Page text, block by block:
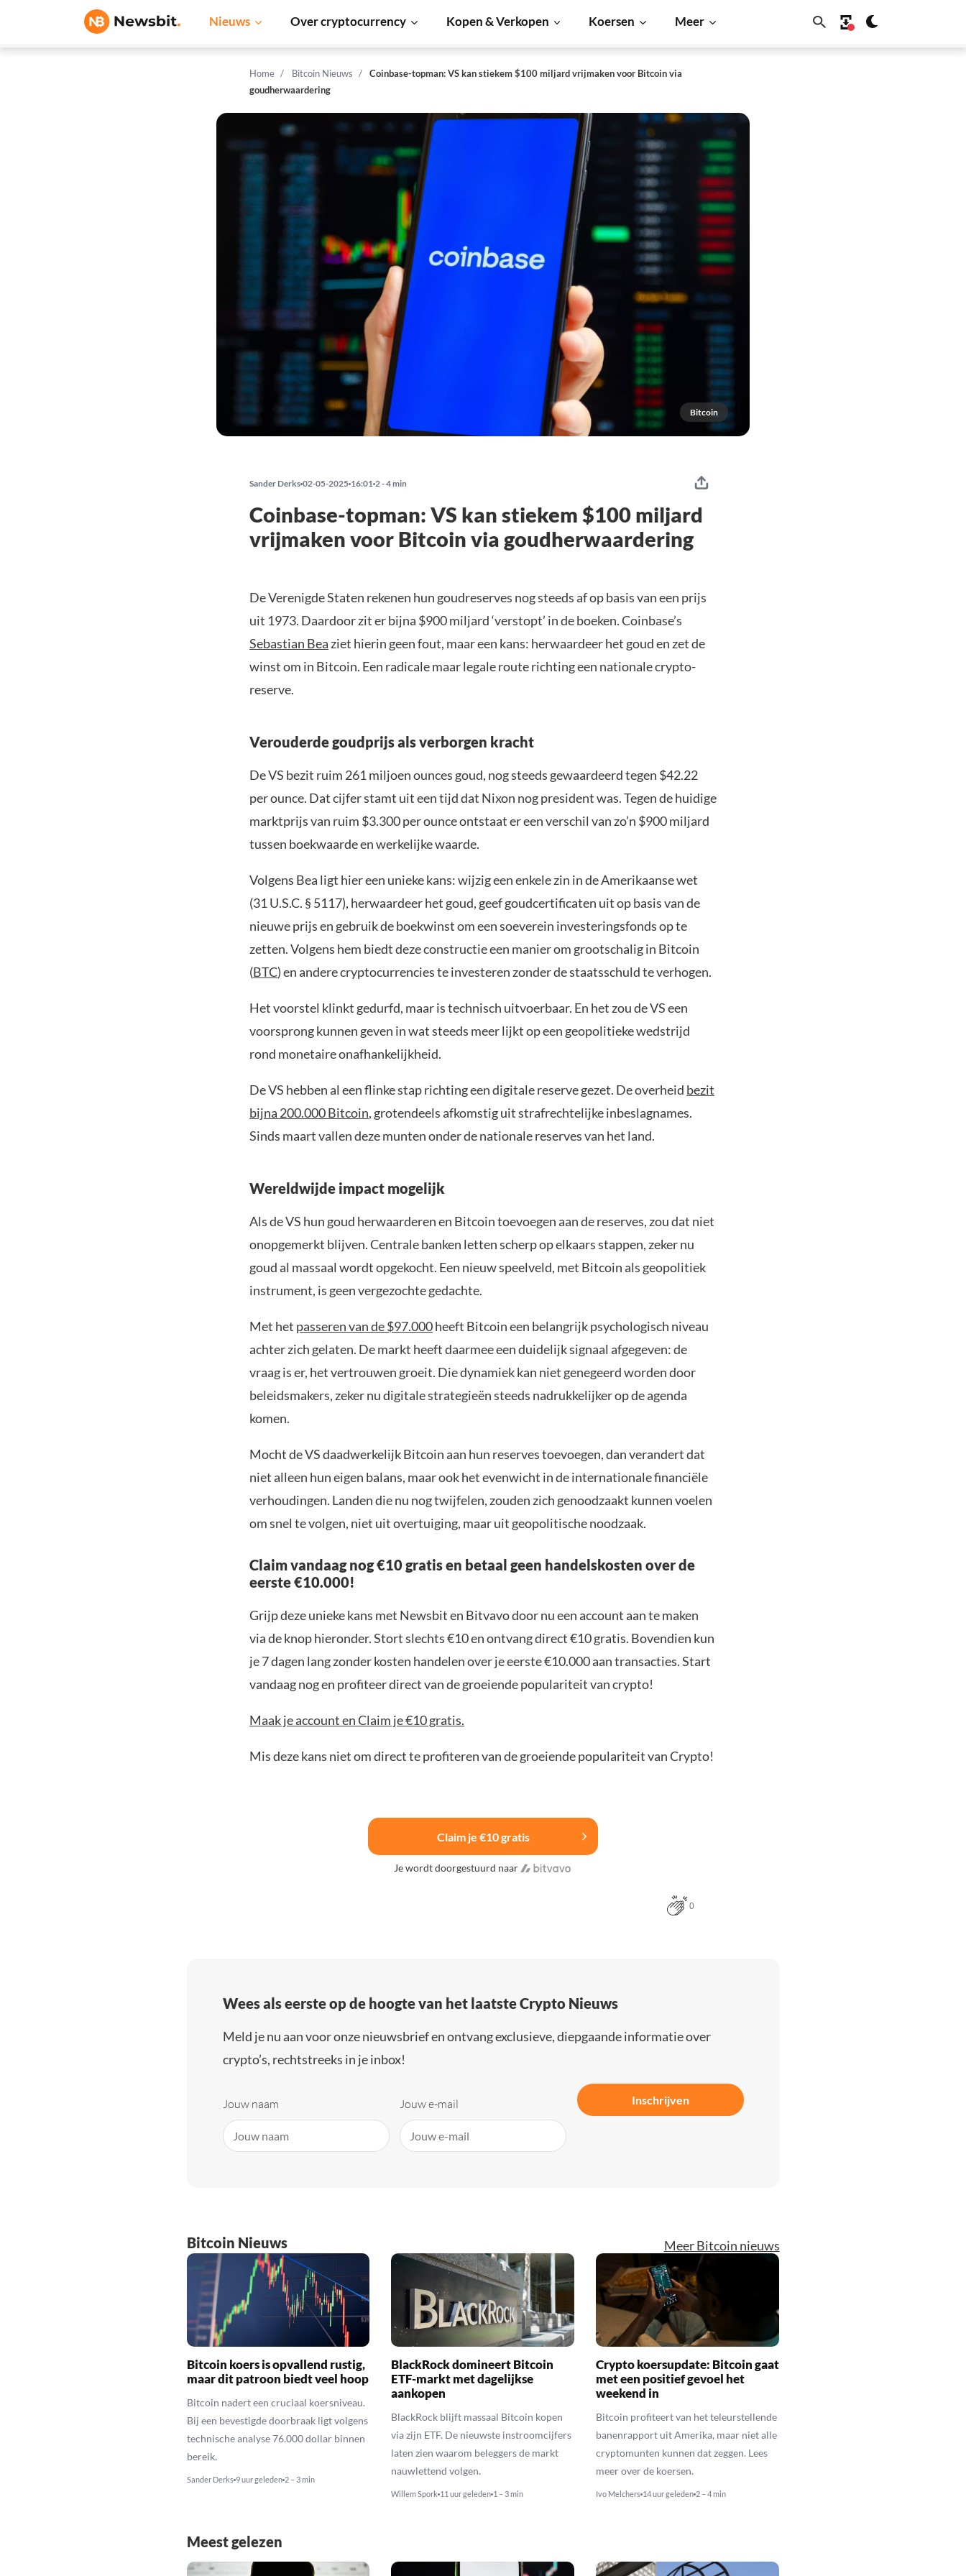
Nieuws Over cryptocurrency Kopen & Verkopen Koersen Meer
Home Bitcoin Nieuws
Coinbase-topman: VS kan stiekem $100 miljard vrijmaken voor Bitcoin via
goudherwaardering
Bitcoin
Sander Derks 02-05-2025 16:01 2 - 4 min
Coinbase-topman: VS kan stiekem $100 miljard
vrijmaken voor Bitcoin via goudherwaardering
De Verenigde Staten rekenen hun goudreserves nog steeds af op basis van een prijs
uit 1973. Daardoor zit er bijna $900 miljard ‘verstopt’ in de boeken. Coinbase’s
Sebastian Bea ziet hierin geen fout, maar een kans: herwaardeer het goud en zet de
winst om in Bitcoin. Een radicale maar legale route richting een nationale crypto-
reserve.
Verouderde goudprijs als verborgen kracht
De VS bezit ruim 261 miljoen ounces goud, nog steeds gewaardeerd tegen $42.22
per ounce. Dat cijfer stamt uit een tijd dat Nixon nog president was. Tegen de huidige
marktprijs van ruim $3.300 per ounce ontstaat er een verschil van zo’n $900 miljard
tussen boekwaarde en werkelijke waarde.
Volgens Bea ligt hier een unieke kans: wijzig een enkele zin in de Amerikaanse wet
(31 U.S.C. § 5117), herwaardeer het goud, geef goudcertificaten uit op basis van de
nieuwe prijs en gebruik de boekwinst om een soeverein investeringsfonds op te
zetten. Volgens hem biedt deze constructie een manier om grootschalig in Bitcoin
(BTC) en andere cryptocurrencies te investeren zonder de staatsschuld te verhogen.
Het voorstel klinkt gedurfd, maar is technisch uitvoerbaar. En het zou de VS een
voorsprong kunnen geven in wat steeds meer lijkt op een geopolitieke wedstrijd
rond monetaire onafhankelijkheid.
De VS hebben al een flinke stap richting een digitale reserve gezet. De overheid bezit
bijna 200.000 Bitcoin, grotendeels afkomstig uit strafrechtelijke inbeslagnames.
Sinds maart vallen deze munten onder de nationale reserves van het land.
Wereldwijde impact mogelijk
Als de VS hun goud herwaarderen en Bitcoin toevoegen aan de reserves, zou dat niet
onopgemerkt blijven. Centrale banken letten scherp op elkaars stappen, zeker nu
goud al massaal wordt opgekocht. Een nieuw speelveld, met Bitcoin als geopolitiek
instrument, is geen vergezochte gedachte.
Met het passeren van de $97.000heeft Bitcoin een belangrijk psychologisch niveau
achter zich gelaten. De markt heeft daarmee een duidelijk signaal afgegeven: de
vraag is er, het vertrouwen groeit. Die dynamiek kan niet genegeerd worden door
beleidsmakers, zeker nu digitale strategieën steeds nadrukkelijker op de agenda
komen.
Mocht de VS daadwerkelijk Bitcoin aan hun reserves toevoegen, dan verandert dat
niet alleen hun eigen balans, maar ook het evenwicht in de internationale financiële
verhoudingen. Landen die nu nog twijfelen, zouden zich genoodzaakt kunnen voelen
om snel te volgen, niet uit overtuiging, maar uit geopolitische noodzaak.
Claim vandaag nog €10 gratis en betaal geen handelskosten over de
eerste €10.000!
Grijp deze unieke kans met Newsbit en Bitvavo door nu een account aan te maken
via de knop hieronder. Stort slechts €10 en ontvang direct €10 gratis. Bovendien kun
je 7 dagen lang zonder kosten handelen over je eerste €10.000 aan transacties. Start
vandaag nog en profiteer direct van de groeiende populariteit van crypto!
Maak je account en Claim je €10 gratis.
Mis deze kans niet om direct te profiteren van de groeiende populariteit van Crypto!
Claim je €10 gratis
Je wordt doorgestuurd naar
0
Wees als eerste op de hoogte van het laatste Crypto Nieuws
Meld je nu aan voor onze nieuwsbrief en ontvang exclusieve, diepgaande informatie over
crypto’s, rechtstreeks in je inbox!
Jouw naam Jouw e-mail Inschrijven
Bitcoin Nieuws Meer Bitcoin nieuws
Bitcoin koers is opvallend rustig,
maar dit patroon biedt veel hoop
Bitcoin nadert een cruciaal koersniveau.
Bij een bevestigde doorbraak ligt volgens
technische analyse 76.000 dollar binnen
bereik.
Sander Derks 9 uur geleden 2 – 3 min
BlackRock domineert Bitcoin
ETF-markt met dagelijkse
aankopen
BlackRock blijft massaal Bitcoin kopen
via zijn ETF. De nieuwste instroomcijfers
laten zien waarom beleggers de markt
nauwlettend volgen.
Willem Spork 11 uur geleden 1 – 3 min
Crypto koersupdate: Bitcoin gaat
met een positief gevoel het
weekend in
Bitcoin profiteert van het teleurstellende
banenrapport uit Amerika, maar niet alle
cryptomunten kunnen dat zeggen. Lees
meer over de koersen.
Ivo Melchers 14 uur geleden 2 – 4 min
Meest gelezen